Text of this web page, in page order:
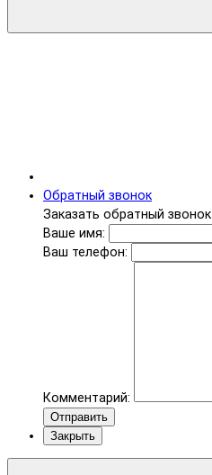
Обратный звонок
Заказать обратный звонок
Ваше имя:
Ваш телефон:
Комментарий:
Отправить
Закрыть